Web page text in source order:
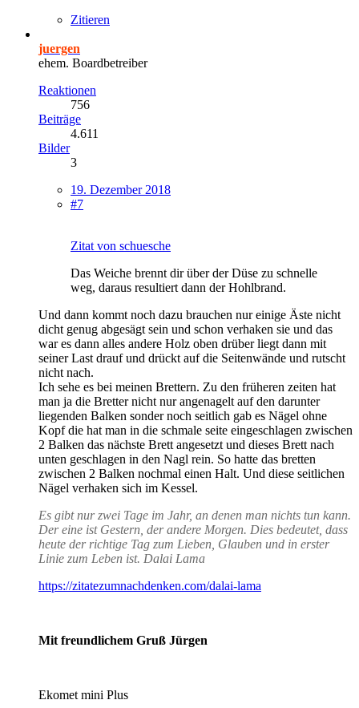
Zitieren
juergen
ehem. Boardbetreiber
Reaktionen
756
Beiträge
4.611
Bilder
3
19. Dezember 2018
#7
Zitat von schuesche
Das Weiche brennt dir über der Düse zu schnelle
weg, daraus resultiert dann der Hohlbrand.
Und dann kommt noch dazu brauchen nur einige Äste nicht
dicht genug abgesägt sein und schon verhaken sie und das
war es dann alles andere Holz oben drüber liegt dann mit
seiner Last drauf und drückt auf die Seitenwände und rutscht
nicht nach.
Ich sehe es bei meinen Brettern. Zu den früheren zeiten hat
man ja die Bretter nicht nur angenagelt auf den darunter
liegenden Balken sonder noch seitlich gab es Nägel ohne
Kopf die hat man in die schmale seite eingeschlagen zwischen
2 Balken das nächste Brett angesetzt und dieses Brett nach
unten geschlagen in den Nagl rein. So hatte das bretten
zwischen 2 Balken nochmal einen Halt. Und diese seitlichen
Nägel verhaken sich im Kessel.
Es gibt nur zwei Tage im Jahr, an denen man nichts tun kann.
Der eine ist Gestern, der andere Morgen. Dies bedeutet, dass
heute der richtige Tag zum Lieben, Glauben und in erster
Linie zum Leben ist. Dalai Lama
https://zitatezumnachdenken.com/dalai-lama
Mit freundlichem Gruß Jürgen
Ekomet mini Plus